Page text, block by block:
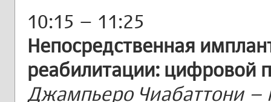
10:15 – 11:25
Непосредственная
реабилитации: цифровой
Джампьеро Чиабаттони –